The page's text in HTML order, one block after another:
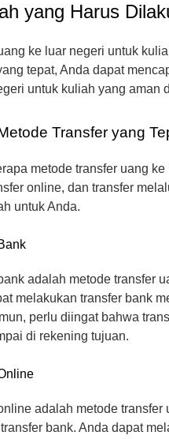
yang Harus
ke luar negeri untuk
tepat, Anda dapat
untuk kuliah yang aman
Transfer yang
metode transfer uang
online, dan transfer
untuk Anda.
adalah metode transfer
melakukan transfer bank
perlu diingat bahwa
di rekening tujuan.
adalah metode
bank. Anda dapat